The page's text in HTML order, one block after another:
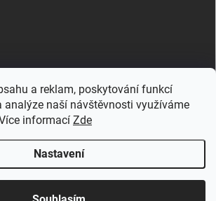
a reklam, poskytování funkcí
analýze naší návštěvnosti využíváme
informací Zde
Nastavení
letní akce, kde na Vás čeká spousta
!
s.r.o.. Všechna práva vyhrazena.Upravit nastavení
cookies